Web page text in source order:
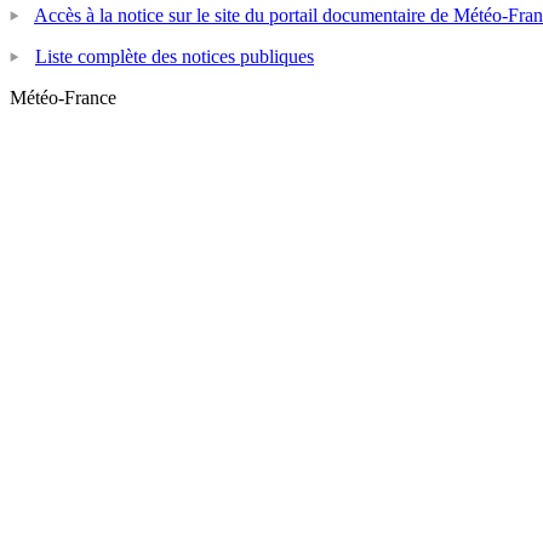
Accès à la notice sur le site du portail documentaire de Météo-
Liste complète des notices publiques
Météo-France